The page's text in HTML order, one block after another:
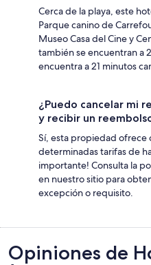
Cerca de la playa, este
Parque canino de
Museo Casa del Cine y
también se encuentran a
encuentra a 21 minutos
¿Puedo cancelar mi
y recibir un
Sí, esta propiedad ofrece
determinadas tarifas de
importante! Consulta la
en nuestro sitio para
excepción o requisito.
Opiniones
Opiniones de